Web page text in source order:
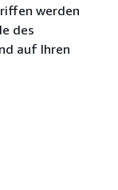
werden
des
auf Ihren